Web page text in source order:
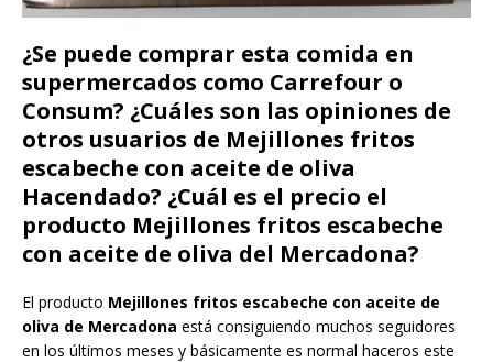
¿Se puede comprar esta comida en
supermercados como Carrefour o
Consum? ¿Cuáles son las opiniones de
otros usuarios de Mejillones fritos
escabeche con aceite de oliva
Hacendado? ¿Cuál es el precio el
producto Mejillones fritos escabeche
con aceite de oliva del Mercadona?
El producto Mejillones fritos escabeche con aceite de
oliva de Mercadona está consiguiendo muchos seguidores
en los últimos meses y básicamente es normal haceros este